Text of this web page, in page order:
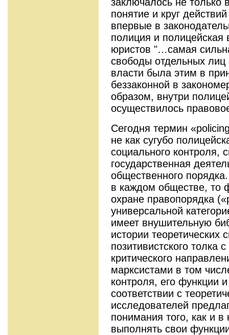
понятие и круг
впервые в
полиция и
юристов "…самая
свободы отдельных лиц
власти была этим в
беззаконной в
образом, внутри
осуществилось
Сегодня термин
не как сугубо
социального контроля,
государственная
общественного
в каждом обществе, то
охране правопорядка
универсальной
имеет внушительную
истории теоретических
позитивистского толка
критического
марксистами в том
контроля, его функции
соответствии с
исследователей
понимания того, как и
выполнять свои